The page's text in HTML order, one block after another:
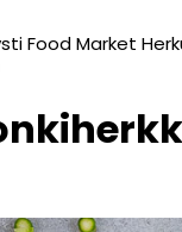
Food Market